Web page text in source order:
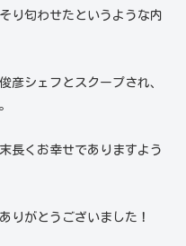
り匂わせたというような内
彦シェフとスクープされ、
長くお幸せでありますよう
りがとうございました！